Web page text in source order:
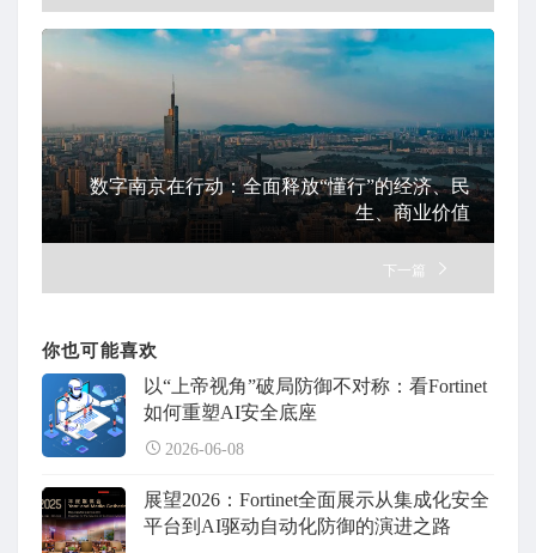
数字南京在行动：全面释放“懂行”的经济、民
生、商业价值
下一篇
你也可能喜欢
以“上帝视角”破局防御不对称：看Fortinet
如何重塑AI安全底座
2026-06-08
展望2026：Fortinet全面展示从集成化安全
平台到AI驱动自动化防御的演进之路